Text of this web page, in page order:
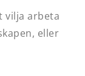
vilja arbeta
eller